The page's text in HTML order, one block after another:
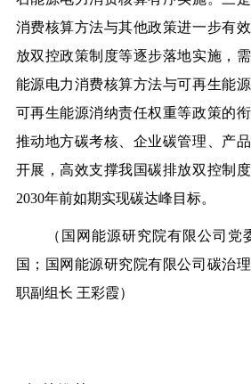
消费核算方法与其他政策进一步有
放双控政策制度等逐步落地实施，
能源电力消费核算方法与可再生能
可再生能源消纳责任权重等政策的
推动地方碳考核、企业碳管理、产
开展，高效支撑我国碳排放双控制
2030年前如期实现碳达峰目标。
（ 国网能源研究院有限公司
国；国网能源研究院有限公司碳治
职副组长 王彩霞）